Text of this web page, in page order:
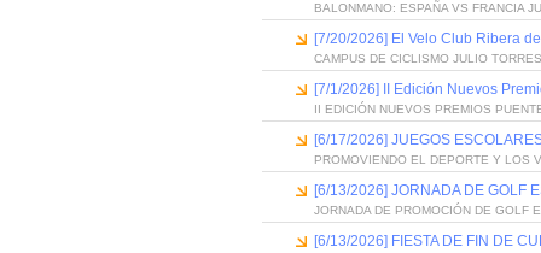
BALONMANO: ESPAÑA VS FRANCIA
[7/20/2026] El Velo Club Ribera
CAMPUS DE CICLISMO JULIO
[7/1/2026] II Edición Nuevos
II EDICIÓN NUEVOS PREMIOS
[6/17/2026] JUEGOS
PROMOVIENDO EL DEPORTE Y LOS
[6/13/2026] JORNADA DE GOLF
JORNADA DE PROMOCIÓN DE GOLF
[6/13/2026] FIESTA DE FIN DE